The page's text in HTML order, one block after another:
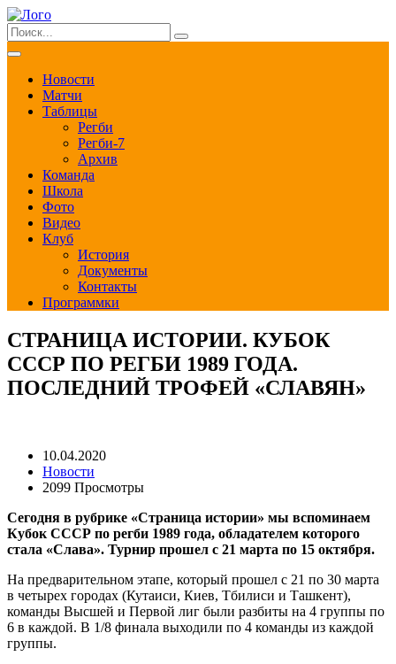
Новости
Матчи
Таблицы
Регби
Регби-7
Архив
Команда
Школа
Фото
Видео
Клуб
История
Документы
Контакты
Программки
СТРАНИЦА ИСТОРИИ. КУБОК
СССР ПО РЕГБИ 1989 ГОДА.
ПОСЛЕДНИЙ ТРОФЕЙ «СЛАВЯН»
10.04.2020
Новости
2099 Просмотры
Сегодня в рубрике «Страница истории» мы вспоминаем
Кубок CCCР по регби 1989 года, обладателем которого
стала «Слава». Турнир прошел с 21 марта по 15 октября.
На предварительном этапе, который прошел с 21 по 30 марта
в четырех городах (Кутаиси, Киев, Тбилиси и Ташкент),
команды Высшей и Первой лиг были разбиты на 4 группы по
6 в каждой. В 1/8 финала выходили по 4 команды из каждой
группы.